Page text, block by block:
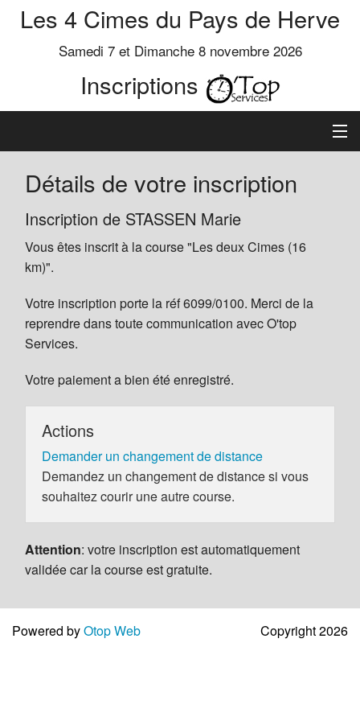
Les 4 Cimes du Pays de Herve
Samedi 7 et Dimanche 8 novembre 2026
Inscriptions
Inscription
Préinscrits
Informations
Détails de votre inscription
Inscription de STASSEN Marie
Vous êtes inscrit à la course "Les deux Cimes (16
km)".
Votre inscription porte la réf 6099/0100. Merci de la
reprendre dans toute communication avec O'top
Services.
Votre paiement a bien été enregistré.
Actions
Demander un changement de distance
Demandez un changement de distance si vous
souhaitez courir une autre course.
Attention: votre inscription est automatiquement
validée car la course est gratuite.
Powered byOtop Web Copyright 2026